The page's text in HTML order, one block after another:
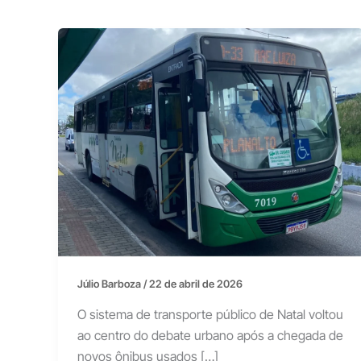
Júlio Barboza/22 de abril de 2026
O sistema de transporte público de Natal voltou
ao centro do debate urbano após a chegada de
novos ônibus usados […]